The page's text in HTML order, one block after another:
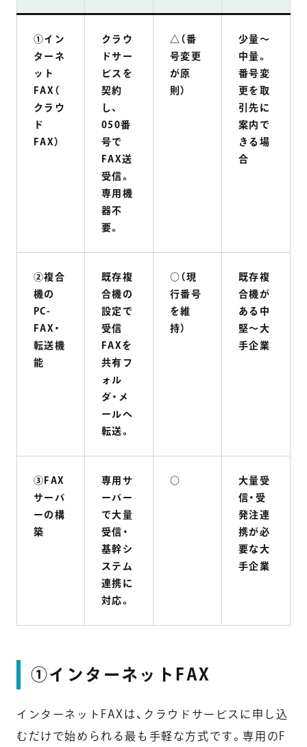
①イン
ターネ
ット
FAX（
クラウ
ド
FAX）
クラウ
ドサー
ビスを
契約
し、
050番
号で
FAX送
受信。
専用機
器不
要。
△（番
号変更
が原
則）
少量〜
中量。
番号変
更を取
引先に
案内で
きる場
合
②複合
機の
PC-
FAX・
転送機
能
既存複
合機の
設定で
受信
FAXを
共有フ
ォル
ダ・メ
ールへ
転送。
○（現
行番号
を維
持）
既存複
合機が
ある中
堅〜大
手企業
③FAX
サーバ
ーの構
築
専用サ
ーバー
で大量
受信・
基幹シ
ステム
連携に
対応。
○
大量受
信・受
発注連
携が必
要な大
手企業
①インターネットFAX
インターネットFAXは、クラウドサービスに申し込
むだけで始められる最も手軽な方式です。専用のF